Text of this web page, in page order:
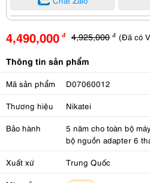
4,490,000 đ 4,925,000 đ (Đã có
Thông tin sản phẩm
Mã sản phẩm D07060012
Thương hiệu Nikatei
Bảo hành
5 năm cho toàn bộ
bộ nguồn adapter 6
Xuất xứ Trung Quốc